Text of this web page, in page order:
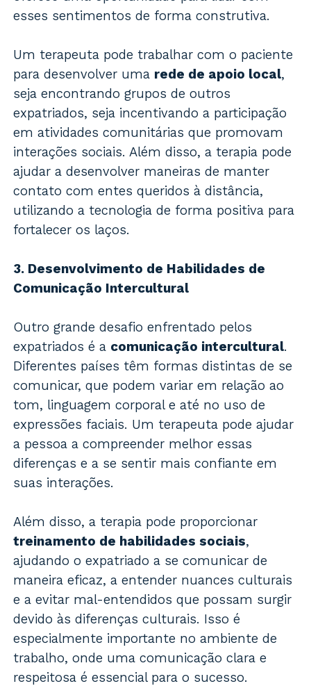
esses sentimentos de forma construtiva.
Um terapeuta pode trabalhar com o paciente
para desenvolver uma rede de apoio local,
seja encontrando grupos de outros
expatriados, seja incentivando a participação
em atividades comunitárias que promovam
interações sociais. Além disso, a terapia pode
ajudar a desenvolver maneiras de manter
contato com entes queridos à distância,
utilizando a tecnologia de forma positiva para
fortalecer os laços.
3. Desenvolvimento de Habilidades de
Comunicação Intercultural
Outro grande desafio enfrentado pelos
expatriados é a comunicação intercultural.
Diferentes países têm formas distintas de se
comunicar, que podem variar em relação ao
tom, linguagem corporal e até no uso de
expressões faciais. Um terapeuta pode ajudar
a pessoa a compreender melhor essas
diferenças e a se sentir mais confiante em
suas interações.
Além disso, a terapia pode proporcionar
treinamento de habilidades sociais,
ajudando o expatriado a se comunicar de
maneira eficaz, a entender nuances culturais
e a evitar mal-entendidos que possam surgir
devido às diferenças culturais. Isso é
especialmente importante no ambiente de
trabalho, onde uma comunicação clara e
respeitosa é essencial para o sucesso.